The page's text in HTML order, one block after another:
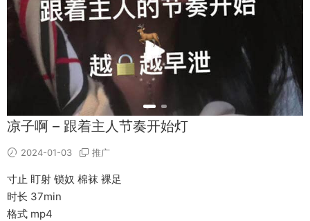
凉子啊 – 跟着主人节奏开始灯
2024-01-03 推广
寸止 盯射 锁奴 棉袜 裸足
时长 37min
格式 mp4